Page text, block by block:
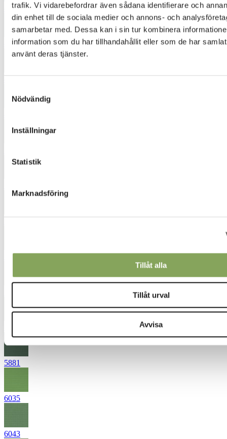
trafik. Vi vidarebefordrar även sådana identifierare och
din enhet till de sociala medier och annons- och
samarbetar med. Dessa kan i sin tur kombinera
information som du har tillhandahållit eller som de har
använt deras tjänster.
Nödvändig
Inställningar
Statistik
Marknadsföring
Tillåt alla
Tillåt urval
Avvisa
4545
4632
5532
5881
6035
6043